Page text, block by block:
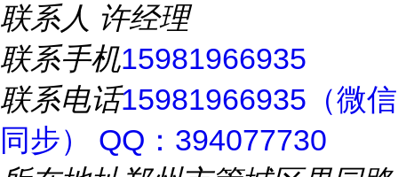
联系人 许经理
联系手机15981966935
联系电话15981966935（微信
同步） QQ：394077730